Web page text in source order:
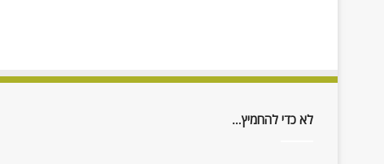
לא כדי להחמיץ…